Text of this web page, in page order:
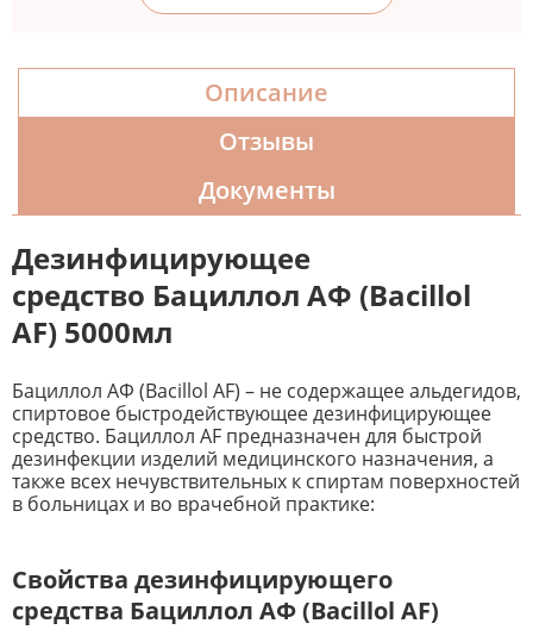
Описание
Отзывы
Документы
Дезинфицирующее
средство Бациллол AФ (Bacillol
AF) 5000мл
Бациллол AФ (Bacillol AF) – не содержащее альдегидов,
спиртовое быстродействующее дезинфицирующее
средство. Бациллол AF предназначен для быстрой
дезинфекции изделий медицинского назначения, а
также всех нечувствительных к спиртам поверхностей
в больницах и во врачебной практике:
Свойства дезинфицирующего
средства Бациллол AФ (Bacillol AF)